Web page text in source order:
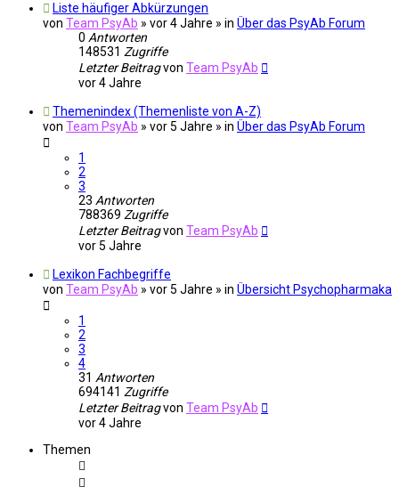
Liste häufiger Abkürzungen
von Team PsyAb » vor 4 Jahre » in Über das PsyAb Forum
0 Antworten
148531 Zugriffe
Letzter Beitragvon Team PsyAb
vor 4 Jahre
Themenindex (Themenliste von A-Z)
von Team PsyAb » vor 5 Jahre » in Über das PsyAb Forum
1
2
3
23 Antworten
788369 Zugriffe
Letzter Beitragvon Team PsyAb
vor 5 Jahre
Lexikon Fachbegriffe
von Team PsyAb » vor 5 Jahre » in Übersicht Psychopharmaka
1
2
3
4
31 Antworten
694141 Zugriffe
Letzter Beitragvon Team PsyAb
vor 4 Jahre
Themen